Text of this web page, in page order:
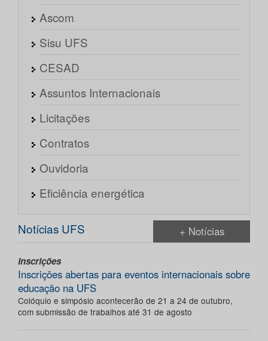
Ascom
Sisu UFS
CESAD
Assuntos Internacionais
Licitações
Contratos
Ouvidoria
Eficiência energética
Notícias UFS + Notícias
Inscrições
Inscrições abertas para eventos internacionais sobre
educação na UFS
Colóquio e simpósio acontecerão de 21 a 24 de outubro,
com submissão de trabalhos até 31 de agosto